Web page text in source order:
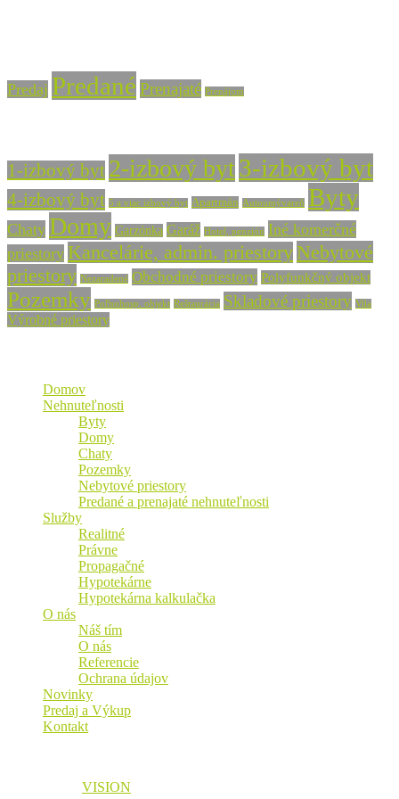
Predaj Predané Prenajaté Prenájom
1-izbový byt 2-izbový byt3-izbový byt
4-izbový byt 5 a viac izbový byt Apartmán Autoumývareň Byty
Chaty Domy Garzónka Garáž Hotel, penzión Iné komerčné
priestory Kancelárie, admin. priestoryNebytové
priestory Nezaradené Obchodné priestory Polyfunkčný objekt
Pozemky Poľnohosp. objekt Reštaurácia Skladové priestory Vila
Výrobné priestory
Domov
Nehnuteľnosti
Byty
Domy
Chaty
Pozemky
Nebytové priestory
Predané a prenajaté nehnuteľnosti
Služby
Realitné
Právne
Propagačné
Hypotekárne
Hypotekárna kalkulačka
O nás
Náš tím
O nás
Referencie
Ochrana údajov
Novinky
Predaj a Výkup
Kontakt
VISION